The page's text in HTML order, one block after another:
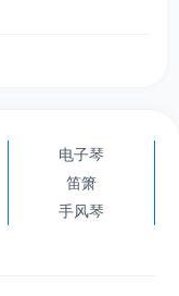
电子琴
笛箫
手风琴